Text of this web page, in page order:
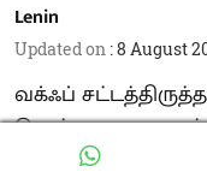
Lenin
Updated on :8 August
வக்ஃப்
சொத்துகளை
கிறிஸ்தவர்களின்